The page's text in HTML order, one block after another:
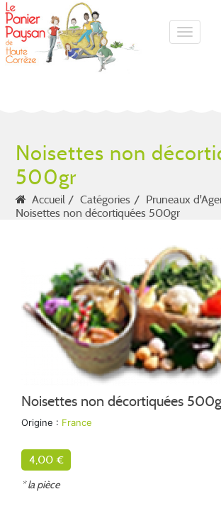
Noisettes non
500gr
Accueil Catégories
Pruneaux
Noisettes non décortiquées 500gr
Noisettes non décortiquées
Origine : France
4,00 €
* la pièce